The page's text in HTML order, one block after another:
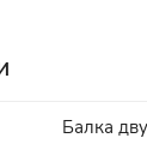
Балка